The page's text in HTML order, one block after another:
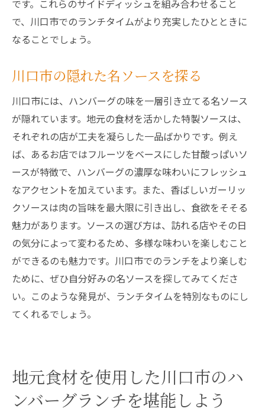
です。これらのサイドディッシュを組み合わせること
で、川口市でのランチタイムがより充実したひとときに
なることでしょう。
川口市の隠れた名ソースを探る
川口市には、ハンバーグの味を一層引き立てる名ソース
が隠れています。地元の食材を活かした特製ソースは、
それぞれの店が工夫を凝らした一品ばかりです。例え
ば、あるお店ではフルーツをベースにした甘酸っぱいソ
ースが特徴で、ハンバーグの濃厚な味わいにフレッシュ
なアクセントを加えています。また、香ばしいガーリッ
クソースは肉の旨味を最大限に引き出し、食欲をそそる
魅力があります。ソースの選び方は、訪れる店やその日
の気分によって変わるため、多様な味わいを楽しむこと
ができるのも魅力です。川口市でのランチをより楽しむ
ために、ぜひ自分好みの名ソースを探してみてくださ
い。このような発見が、ランチタイムを特別なものにし
てくれるでしょう。
地元食材を使用した川口市のハ
ンバーグランチを堪能しよう